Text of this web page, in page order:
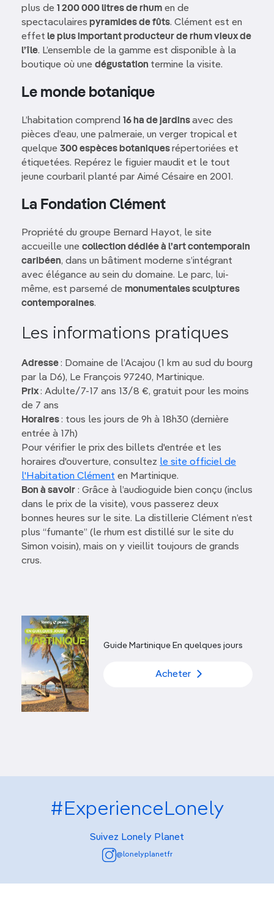
plus de 1 200 000 litres de rhum en de
spectaculaires pyramides de fûts. Clément est en
effet le plus important producteur de rhum vieux de
l’île. L’ensemble de la gamme est disponible à la
boutique où une dégustation termine la visite.
Le monde botanique
L’habitation comprend 16 ha de jardinsavec des
pièces d’eau, une palmeraie, un verger tropical et
quelque 300 espèces botaniquesrépertoriées et
étiquetées. Repérez le figuier maudit et le tout
jeune courbaril planté par Aimé Césaire en 2001.
La Fondation Clément
Propriété du groupe Bernard Hayot, le site
accueille une collection dédiée à l’art contemporain
caribéen, dans un bâtiment moderne s’intégrant
avec élégance au sein du domaine. Le parc, lui-
même, est parsemé de monumentales sculptures
contemporaines.
Les informations pratiques
Adresse: Domaine de l’Acajou (1 km au sud du bourg
par la D6), Le François 97240, Martinique.
Prix: Adulte/7-17 ans 13/8 €, gratuit pour les moins
de 7 ans
Horaires: tous les jours de 9h à 18h30 (dernière
entrée à 17h)
Pour vérifier le prix des billets d'entrée et les
horaires d'ouverture, consultez le site officiel de
l'Habitation Clément en Martinique.
Bon à savoir : Grâce à l’audioguide bien conçu (inclus
dans le prix de la visite), vous passerez deux
bonnes heures sur le site. La distillerie Clément n’est
plus “fumante” (le rhum est distillé sur le site du
Simon voisin), mais on y vieillit toujours de grands
crus.
Guide Martinique En quelques jours
Acheter
#ExperienceLonely
Suivez Lonely Planet
@lonelyplanetfr